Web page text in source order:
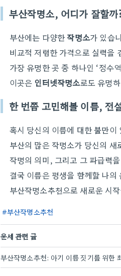
부산작명소, 어디가 잘할까
부산에는 다양한작명소가 있습
비교적 저렴한 가격으로 실력을
가장 유명한 곳 중 하나인 ‘정수
이곳은 인터넷작명소로도 유명
한 번쯤 고민해볼 이름, 전
혹시 당신의 이름에 대한 불만
부산의 많은 작명소가 당신의
작명의 의미, 그리고 그 파급력
결국 이름은 평생을 함께할 나의
부산작명소추천으로 새로운 시
부산작명소추천
운세 관련 글
부산작명소추천: 아기 이름 짓기를 위한